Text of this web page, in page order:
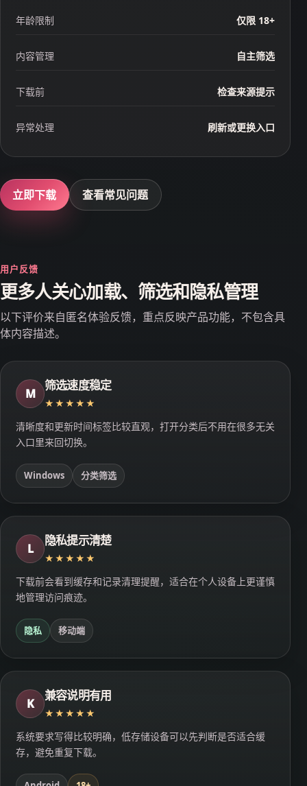
年龄限制 仅限 18+
内容管理 自主筛选
下载前 检查来源提示
异常处理 刷新或更换入口
立即下载 查看常见问题
用户反馈
更多人关心加载、筛选和隐私管理
以下评价来自匿名体验反馈，重点反映产品功能，不包含具
体内容描述。
M
筛选速度稳定
★★★★★
清晰度和更新时间标签比较直观，打开分类后不用在很多无关
入口里来回切换。
Windows 分类筛选
L
隐私提示清楚
★★★★★
下载前会看到缓存和记录清理提醒，适合在个人设备上更谨慎
地管理访问痕迹。
隐私 移动端
K
兼容说明有用
★★★★★
系统要求写得比较明确，低存储设备可以先判断是否适合缓
存，避免重复下载。